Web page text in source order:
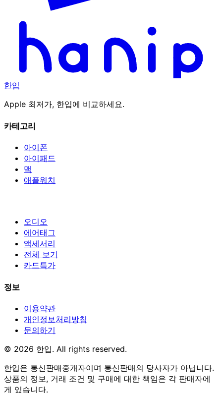
한입
Apple 최저가, 한입에 비교하세요.
카테고리
아이폰
아이패드
맥
애플워치
오디오
에어태그
액세서리
전체 보기
카드특가
정보
이용약관
개인정보처리방침
문의하기
© 2026 한입. All rights reserved.
한입은 통신판매중개자이며 통신판매의 당사자가 아닙니다.
상품의 정보, 거래 조건 및 구매에 대한 책임은 각 판매자에
게 있습니다.